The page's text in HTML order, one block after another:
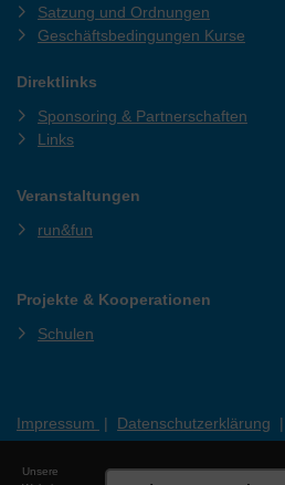
Satzung und Ordnungen
Geschäftsbedingungen Kurse
Direktlinks
Sponsoring & Partnerschaften
Links
Veranstaltungen
run&fun
Projekte & Kooperationen
Schulen
Impressum | Datenschutzerklärung |
Unsere